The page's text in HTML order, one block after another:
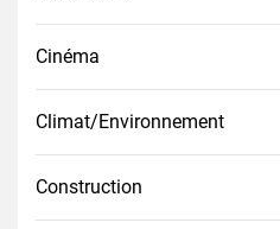
Cinéma
Climat/Environnement
Construction